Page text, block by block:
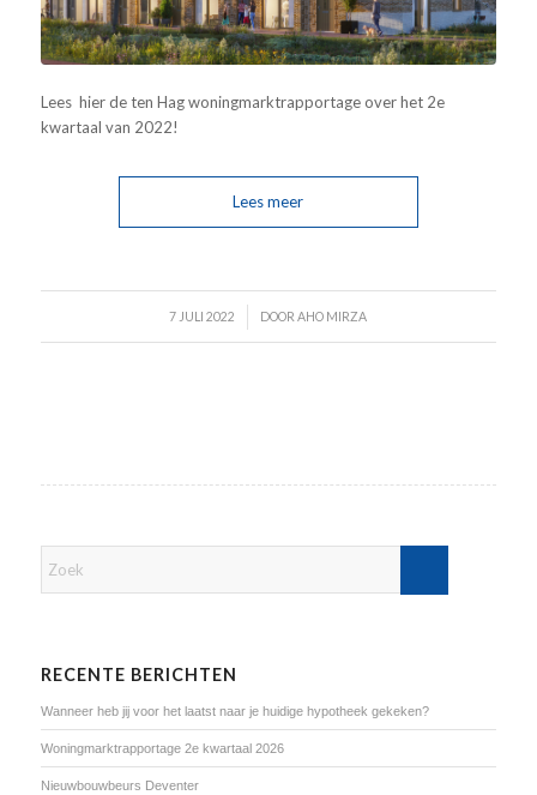
Lees hier de ten Hag woningmarktrapportage over het 2e
kwartaal van 2022!
Lees meer
7 JULI 2022
/ DOORAHO MIRZA
RECENTE BERICHTEN
Wanneer heb jij voor het laatst naar je huidige hypotheek gekeken?
Woningmarktrapportage 2e kwartaal 2026
Nieuwbouwbeurs Deventer